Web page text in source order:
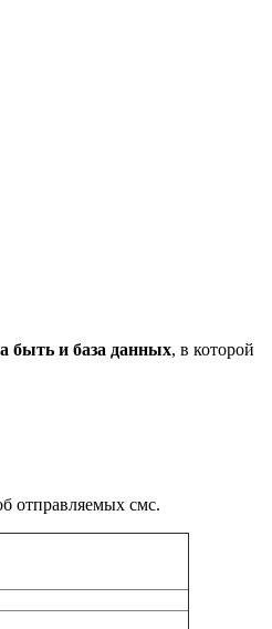
быть и база данных, в которой
отправляемых смс.